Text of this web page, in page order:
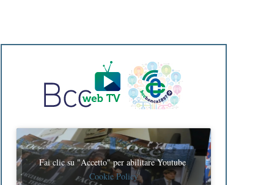
Fai clic su "Accetto" per abilitare Youtube
Cookie Policy